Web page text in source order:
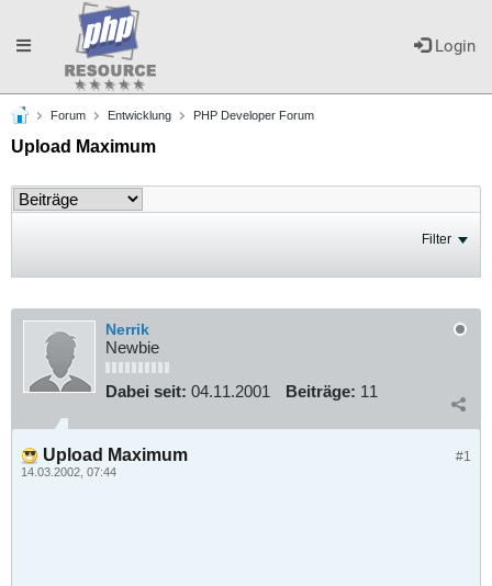
Login
Toggle
navigation
Forum Entwicklung PHP Developer Forum
Upload Maximum
Filter
Nerrik
Newbie
Dabei seit: 04.11.2001 Beiträge: 11
#1
Upload Maximum
14.03.2002, 07:44